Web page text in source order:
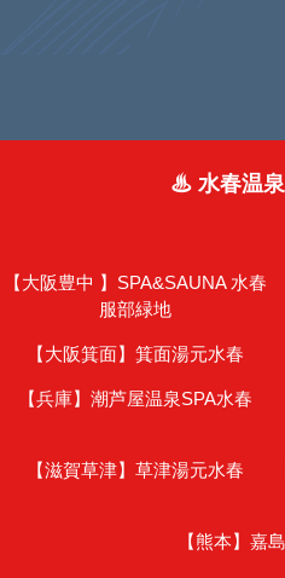
♨ 水春温
【大阪豊中 】 SPA&SAUNA 水春
服部緑地
【大阪箕面】 箕面湯元水春
【兵庫】 潮芦屋温泉SPA水春
【滋賀草津】 草津湯元水春
【熊本】 嘉